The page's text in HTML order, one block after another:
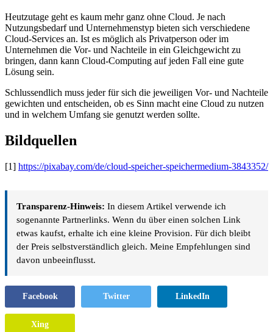
Heutzutage geht es kaum mehr ganz ohne Cloud. Je nach
Nutzungsbedarf und Unternehmenstyp bieten sich verschiedene
Cloud-Services an. Ist es möglich als Privatperson oder im
Unternehmen die Vor- und Nachteile in ein Gleichgewicht zu
bringen, dann kann Cloud-Computing auf jeden Fall eine gute
Lösung sein.
Schlussendlich muss jeder für sich die jeweiligen Vor- und Nachteile
gewichten und entscheiden, ob es Sinn macht eine Cloud zu nutzen
und in welchem Umfang sie genutzt werden sollte.
Bildquellen
[1] https://pixabay.com/de/cloud-speicher-speichermedium-3843352/
Transparenz-Hinweis: In diesem Artikel verwende ich
sogenannte Partnerlinks. Wenn du über einen solchen Link
etwas kaufst, erhalte ich eine kleine Provision. Für dich bleibt
der Preis selbstverständlich gleich. Meine Empfehlungen sind
davon unbeeinflusst.
Facebook Twitter LinkedIn
Xing